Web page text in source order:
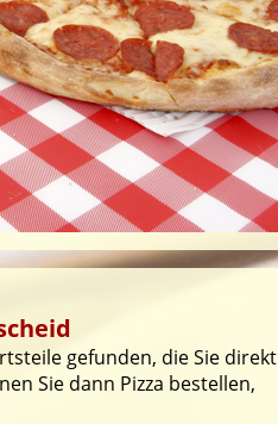
gefunden, die Sie direkt
Sie dann Pizza bestellen,